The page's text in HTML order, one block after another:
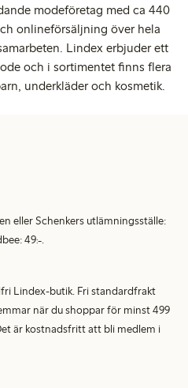
modeföretag med ca 440
onlineförsäljning över hela
Lindex erbjuder ett
och i sortimentet finns flera
underkläder och kosmetik.
eller Schenkers utlämningsställe:
49:-.
Lindex-butik. Fri standardfrakt
när du shoppar för minst 499
är kostnadsfritt att bli medlem i